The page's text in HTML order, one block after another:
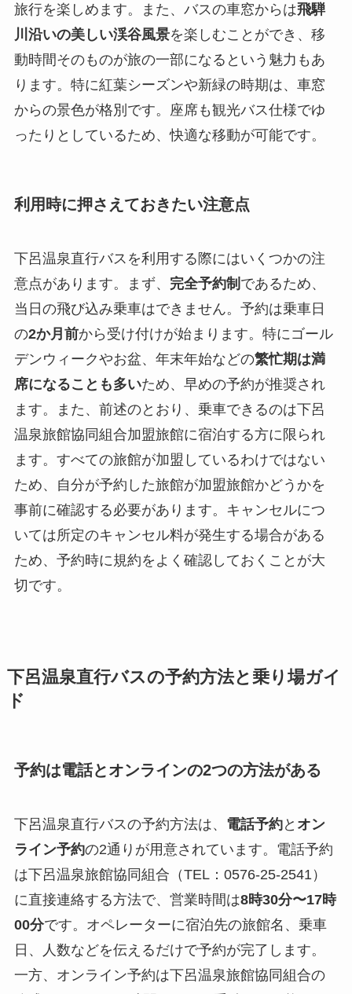
旅行を楽しめます。また、バスの車窓からは飛騨
川沿いの美しい渓谷風景を楽しむことができ、移
動時間そのものが旅の一部になるという魅力もあ
ります。特に紅葉シーズンや新緑の時期は、車窓
からの景色が格別です。座席も観光バス仕様でゆ
ったりとしているため、快適な移動が可能です。
利用時に押さえておきたい注意点
下呂温泉直行バスを利用する際にはいくつかの注
意点があります。まず、 完全予約制 であるため、
当日の飛び込み乗車はできません。予約は乗車日
の2か月前から受け付けが始まります。特にゴール
デンウィークやお盆、年末年始などの繁忙期は満
席になることも多いため、早めの予約が推奨され
ます。また、前述のとおり、乗車できるのは下呂
温泉旅館協同組合加盟旅館に宿泊する方に限られ
ます。すべての旅館が加盟しているわけではない
ため、自分が予約した旅館が加盟旅館かどうかを
事前に確認する必要があります。キャンセルにつ
いては所定のキャンセル料が発生する場合がある
ため、予約時に規約をよく確認しておくことが大
切です。
下呂温泉直行バスの予約方法と乗り場ガイ
ド
予約は電話とオンラインの2つの方法がある
下呂温泉直行バスの予約方法は、 電話予約と オン
ライン予約の2通りが用意されています。電話予約
は下呂温泉旅館協同組合（TEL：0576-25-2541）
に直接連絡する方法で、営業時間は8時30分〜17時
00分です。オペレーターに宿泊先の旅館名、乗車
日、人数などを伝えるだけで予約が完了します。
一方、オンライン予約は下呂温泉旅館協同組合の